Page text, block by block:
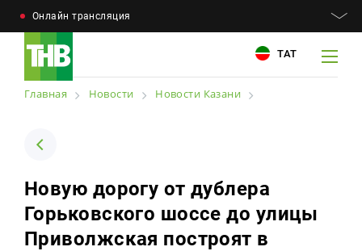
Онлайн трансляция
ТАТ
Новости
Телепроекты
Для связи
+7 (843) 570−50−00
Главная Новости Новости Казани
Новую дорогу от дублера
Горьковского шоссе до улицы
Приволжская построят в